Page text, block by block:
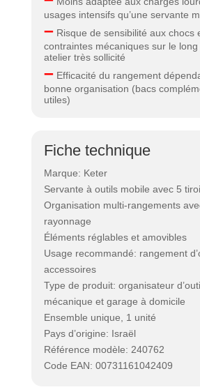
usages intensifs qu’une servante
–Risque de sensibilité aux chocs
contraintes mécaniques sur le
atelier très sollicité
–Efficacité du rangement
bonne organisation (bacs
utiles)
Fiche technique
Marque: Keter
Servante à outils mobile avec 5
Organisation multi-rangements
rayonnage
Éléments réglables et amovibles
Usage recommandé: rangement
accessoires
Type de produit: organisateur
mécanique et garage à domicile
Ensemble unique, 1 unité
Pays d’origine: Israël
Référence modèle: 240762
Code EAN: 00731161042409